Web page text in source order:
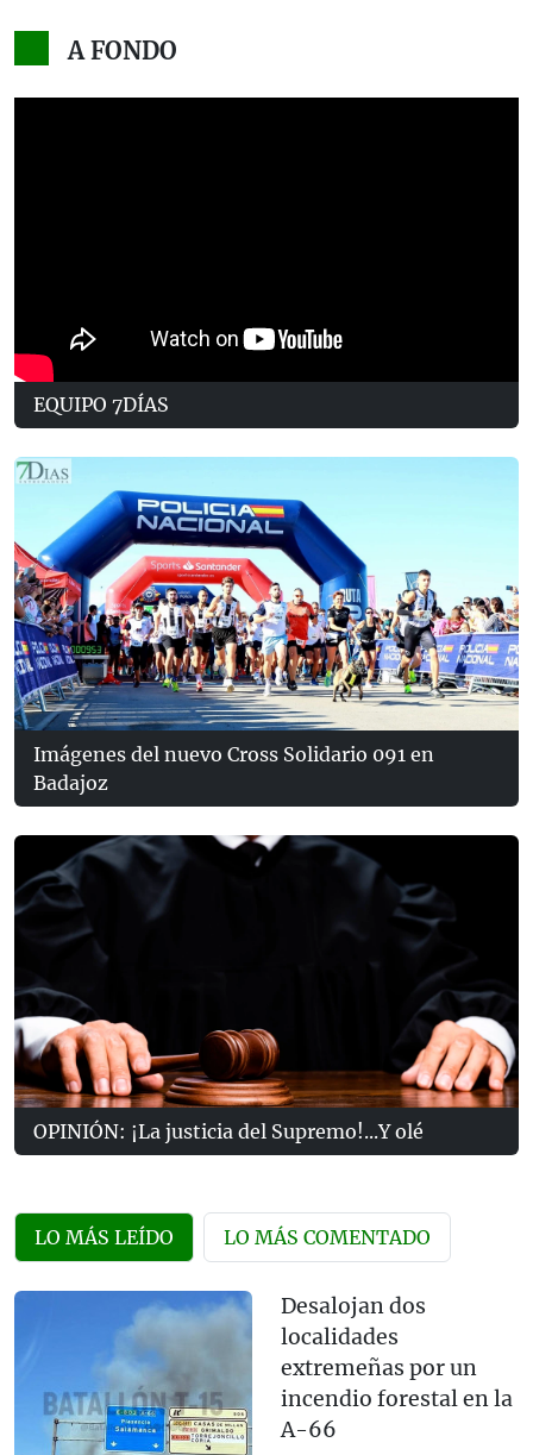
A FONDO
EQUIPO 7DÍAS
Imágenes del nuevo Cross Solidario 091 en
Badajoz
OPINIÓN: ¡La justicia del Supremo!...Y olé
LO MÁS LEÍDO LO MÁS COMENTADO
Desalojan dos
localidades
extremeñas por un
incendio forestal en la
A-66